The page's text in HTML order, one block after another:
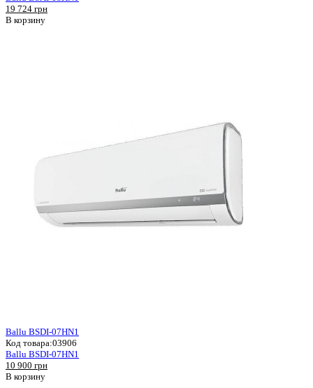
19 724 грн
В корзину
Ballu BSDI-07HN1
Код товара:03906
Ballu BSDI-07HN1
10 900 грн
В корзину